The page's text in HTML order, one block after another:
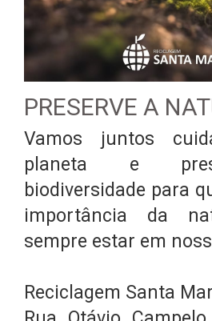
PRESERVE A
Vamos juntos
planeta e
biodiversidade para
importância da
sempre estar em
Reciclagem Santa